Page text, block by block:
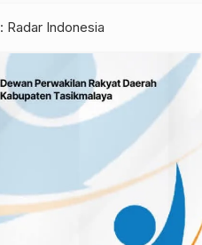
: Radar Indonesia